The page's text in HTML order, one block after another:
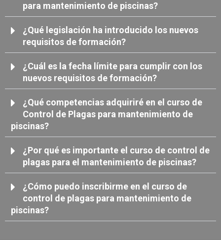
para mantenimiento de piscinas?
¿Qué legislación ha introducido los nuevos
requisitos de formación?
¿Cuál es la fecha límite para cumplir con los
nuevos requisitos de formación?
¿Qué competencias adquiriré en el curso de
Control de Plagas para mantenimiento de
piscinas?
¿Por qué es importante el curso de control de
plagas para el mantenimiento de piscinas?
¿Cómo puedo inscribirme en el curso de
control de plagas para mantenimiento de
piscinas?